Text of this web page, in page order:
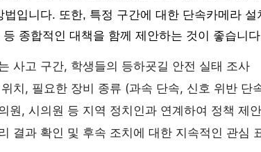
법입니다. 또한, 특정 구간에 대한 단속카메라
종합적인 대책을 함께 제안하는 것이 좋습니
사고 구간, 학생들의 등하굣길 안전 실태 조사
치, 필요한 장비 종류 (과속 단속, 신호 위반 단
원, 시의원 등 지역 정치인과 연계하여 정책 제안
결과 확인 및 후속 조치에 대한 지속적인 관심